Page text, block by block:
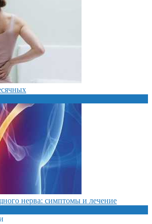
нерва: симптомы и лечение